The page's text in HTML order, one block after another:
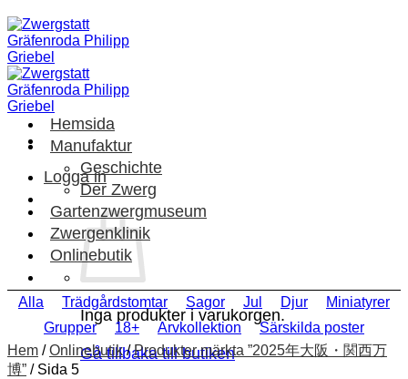
Skip
to
content
Logga in
Inga produkter i varukorgen.
Gå tillbaka till butiken
Hemsida
Manufaktur
Geschichte
Der Zwerg
Gartenzwergmuseum
Zwergenklinik
Onlinebutik
Alla Trädgårdstomtar Sagor Jul Djur
Miniatyrer
Grupper
18+ Arvkollektion
Särskilda poster
Hem / Onlinebutik / Produkter märkta ”2025年大阪・関西万
博” /Sida 5